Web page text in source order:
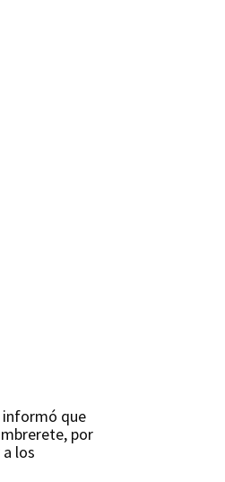
informó que
por
los